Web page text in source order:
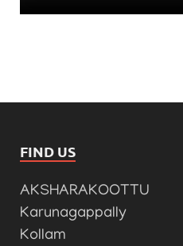
FIND US
AKSHARAKOOTTU
Karunagappally
Kollam